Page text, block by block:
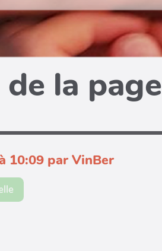
la page
10:09 par VinBer